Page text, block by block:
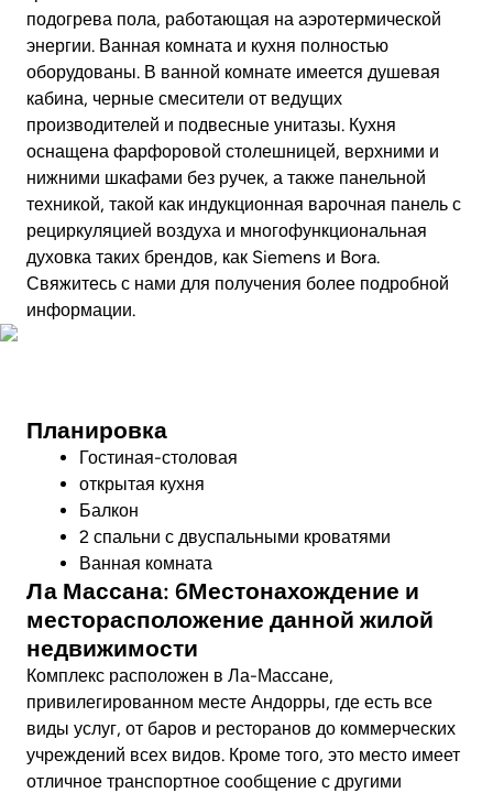
подогрева пола, работающая на аэротермической
энергии. Ванная комната и кухня полностью
оборудованы. В ванной комнате имеется душевая
кабина, черные смесители от ведущих
производителей и подвесные унитазы. Кухня
оснащена фарфоровой столешницей, верхними и
нижними шкафами без ручек, а также панельной
техникой, такой как индукционная варочная панель с
рециркуляцией воздуха и многофункциональная
духовка таких брендов, как Siemens и Bora.
Свяжитесь с нами для получения более подробной
информации.
Планировка
Гостиная-столовая
открытая кухня
Балкон
2 спальни с двуспальными кроватями
Ванная комната
Ла Массана: 6Местонахождение и
месторасположение данной жилой
недвижимости
Комплекс расположен в Ла-Массане,
привилегированном месте Андорры, где есть все
виды услуг, от баров и ресторанов до коммерческих
учреждений всех видов. Кроме того, это место имеет
отличное транспортное сообщение с другими